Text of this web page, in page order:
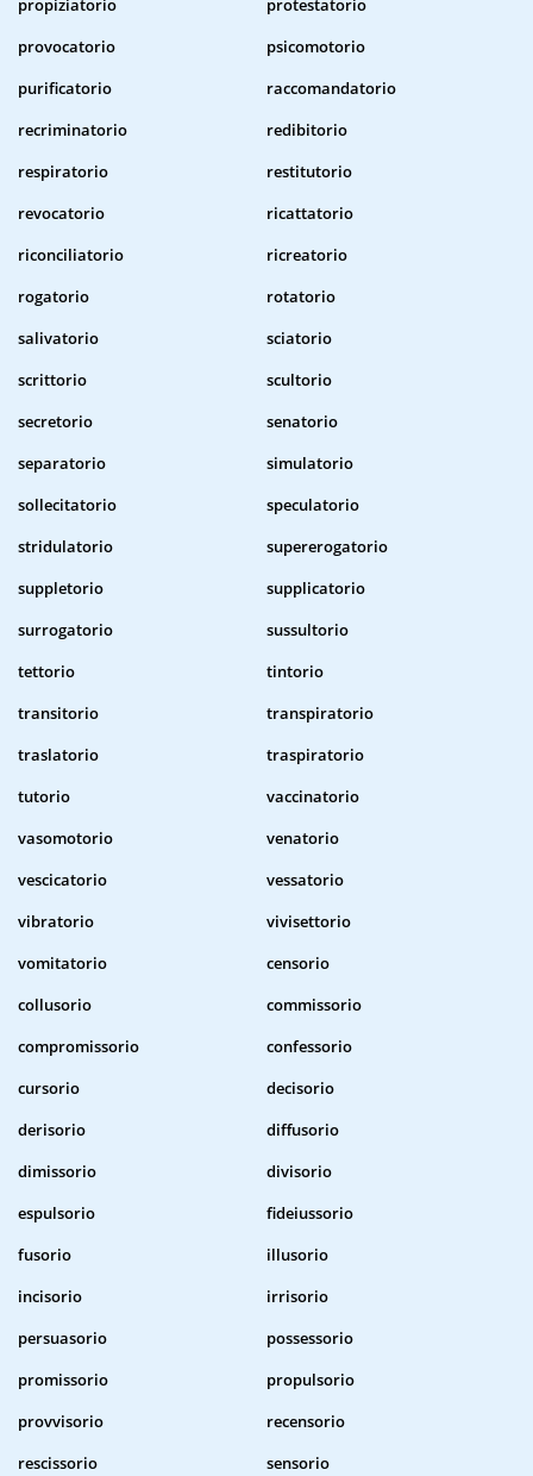
propiziatorio
protestatorio
provocatorio
psicomotorio
purificatorio
raccomandatorio
recriminatorio
redibitorio
respiratorio
restitutorio
revocatorio
ricattatorio
riconciliatorio
ricreatorio
rogatorio
rotatorio
salivatorio
sciatorio
scrittorio
scultorio
secretorio
senatorio
separatorio
simulatorio
sollecitatorio
speculatorio
stridulatorio
supererogatorio
suppletorio
supplicatorio
surrogatorio
sussultorio
tettorio
tintorio
transitorio
transpiratorio
traslatorio
traspiratorio
tutorio
vaccinatorio
vasomotorio
venatorio
vescicatorio
vessatorio
vibratorio
vivisettorio
vomitatorio
censorio
collusorio
commissorio
compromissorio
confessorio
cursorio
decisorio
derisorio
diffusorio
dimissorio
divisorio
espulsorio
fideiussorio
fusorio
illusorio
incisorio
irrisorio
persuasorio
possessorio
promissorio
propulsorio
provvisorio
recensorio
rescissorio
sensorio